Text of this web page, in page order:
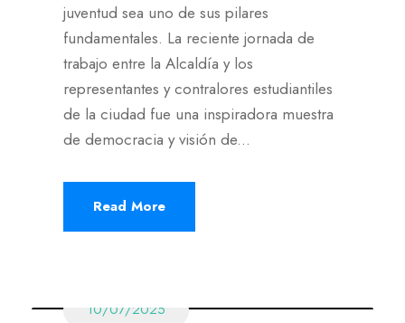
juventud sea uno de sus pilares
fundamentales. La reciente jornada de
trabajo entre la Alcaldía y los
representantes y contralores estudiantiles
de la ciudad fue una inspiradora muestra
de democracia y visión de...
Read More
10/07/2025